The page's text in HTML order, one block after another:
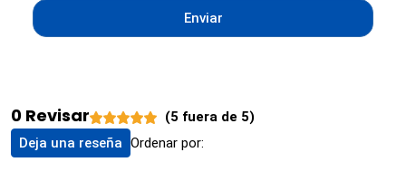
Enviar
0 Revisar (5 fuera de 5)
Ordenar por:
Deja una reseña